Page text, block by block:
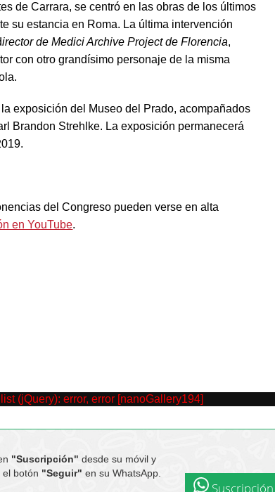
de Carrara, se centró en las obras de los últimos
su estancia en Roma. La última intervención
irector de Medici Archive Project de Florencia,
con otro grandísimo personaje de la misma
exposición del Museo del Prado, acompañados
Brandon Strehlke. La exposición permanecerá
del Congreso pueden verse en alta
en YouTube.
(jQuery): error, error [nanoGallery194]
"Suscripción" desde su móvil y
el botón "Seguir" en su WhatsApp.
Suscripción